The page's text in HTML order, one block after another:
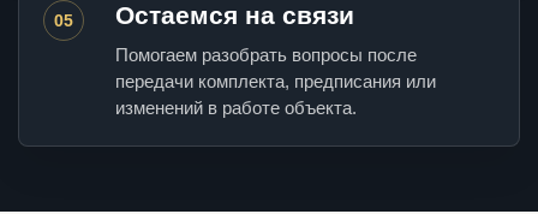
05 Остаемся на связи
Помогаем разобрать вопросы после
передачи комплекта, предписания или
изменений в работе объекта.